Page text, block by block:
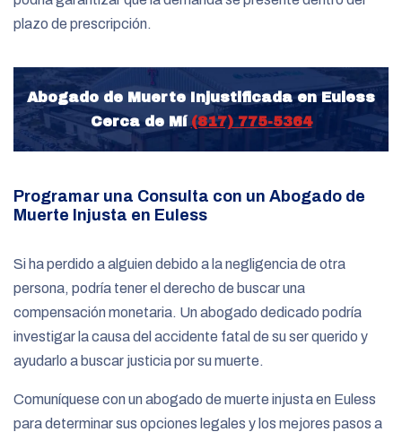
plazo de prescripción.
Abogado de Muerte Injustificada en Euless
Cerca de Mí (817) 775-5364
Programar una Consulta con un Abogado de
Muerte Injusta en Euless
Si ha perdido a alguien debido a la negligencia de otra
persona, podría tener el derecho de buscar una
compensación monetaria. Un abogado dedicado podría
investigar la causa del accidente fatal de su ser querido y
ayudarlo a buscar justicia por su muerte.
Comuníquese con un abogado de muerte injusta en Euless
para determinar sus opciones legales y los mejores pasos a